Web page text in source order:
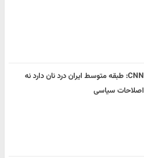
CNN: طبقه متوسط ایران درد نان دارد نه
اصلاحات سیاسی